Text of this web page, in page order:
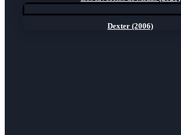
Dexter (2006)